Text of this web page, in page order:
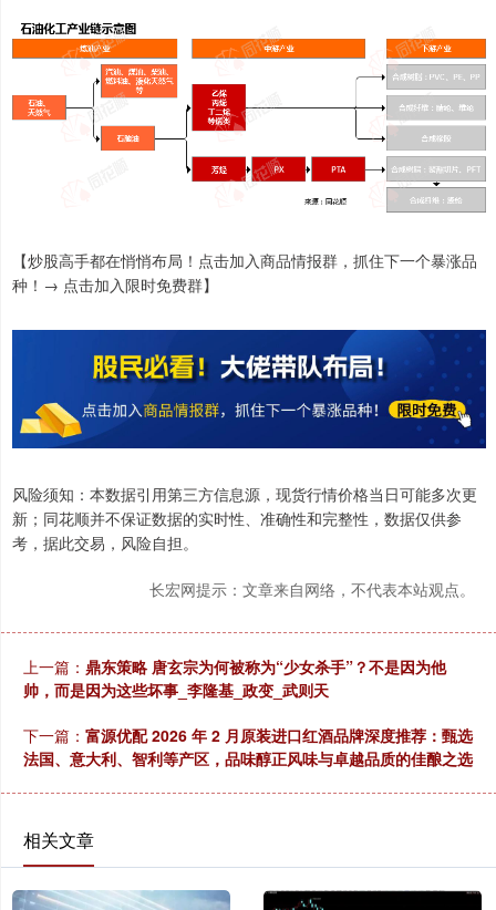
【炒股高手都在悄悄布局！点击加入商品情报群，抓住下一个暴涨品
种！→ 点击加入限时免费群】
风险须知：本数据引用第三方信息源，现货行情价格当日可能多次更
新；同花顺并不保证数据的实时性、准确性和完整性，数据仅供参
考，据此交易，风险自担。
长宏网提示：文章来自网络，不代表本站观点。
上一篇： 鼎东策略 唐玄宗为何被称为“少女杀手”？不是因为他
帅，而是因为这些坏事_李隆基_政变_武则天
下一篇： 富源优配 2026 年 2 月原装进口红酒品牌深度推荐：甄选
法国、意大利、智利等产区，品味醇正风味与卓越品质的佳酿之选
相关文章